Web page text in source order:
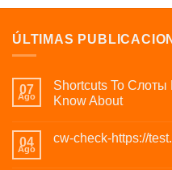
ÚLTIMAS
07
Ago
Shortcuts To Слоты
Know About
04
Ago
cw-check-https://